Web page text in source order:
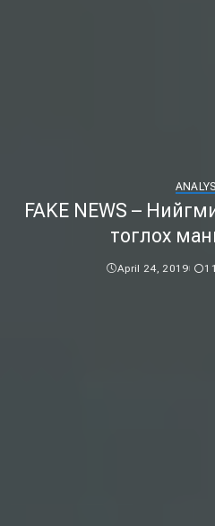
FAKE NEWS –
тоглох
April 24, 2019